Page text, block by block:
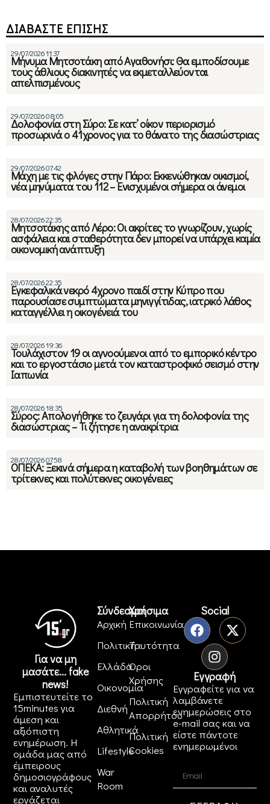
ΔΙΑΒΑΣΤΕ ΕΠΙΣΗΣ
29/07/2026 11:37
Μήνυμα Μητσοτάκη από Αγαθονήσι: Θα εμποδίσουμε
τους άθλιους διακινητές να εκμεταλλεύονται
απελπισμένους
29/07/2026 08:05
Δολοφονία στη Σύρο: Σε κατ’ οίκον περιορισμό
προσωρινά ο 41χρονος για το θάνατο της διασώστριας
29/07/2026 07:42
Μάχη με τις φλόγες στην Πάρο: Εκκενώθηκαν οικισμοί,
νέα μηνύματα του 112 – Ενισχυμένοι σήμερα οι άνεμοι
28/07/2026 22:35
Μητσοτάκης από Λέρο: Οι ακρίτες το γνωρίζουν, χωρίς
ασφάλεια και σταθερότητα δεν μπορεί να υπάρχει καμία
οικονομική ανάπτυξη
28/07/2026 22:35
Εγκεφαλικά νεκρό 4χρονο παιδί στην Κύπρο που
παρουσίασε συμπτώματα μηνιγγίτιδας, ιατρικό λάθος
καταγγέλλει η οικογένειά του
28/07/2026 19:36
Τουλάχιστον 19 οι αγνοούμενοι από το εμπορικό κέντρο
και το εργοστάσιο μετά τον καταστροφικό σεισμό στην
Ιαπωνία
28/07/2026 18:35
Σύρος: Απολογήθηκε το ζευγάρι για τη δολοφονία της
διασώστριας – Τι ζήτησε η ανακρίτρια
28/07/2026 07:58
ΟΠΕΚΑ: Ξεκινά σήμερα η καταβολή των βοηθημάτων σε
τρίτεκνες και πολύτεκνες οικογένειες
Για να μη
μασάτε... fake
news!
Εμπιστευτείτε το
15minutes για
άμεση και
αξιόπιστη
ενημέρωση. Η
ομάδα μας από
έμπειρους
δημοσιογράφους
και αναλυτές
εργάζεται
Σύνδεσμοι
Αρχική
Πολιτική
Ελλάδα
Οικονομία
Διεθνή
Αθλητικά
Lifestyle
War
Room
Χρήσιμα
Επικοινωνία
Ταυτότητα
Όροι
Χρήσης
Πολιτική
Απορρήτου
Πολιτική
Cookies
Social
Εγγραφή
Εγγραφείτε για να
λαμβάνετε
ενημερώσεις στο
e-mail σας και να
είστε πάντοτε
ενημερωμένοι